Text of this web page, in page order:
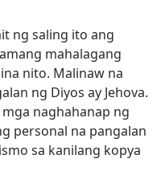
ng saling ito ang
mahalagang
nito. Malinaw na
ng Diyos ay Jehova.
naghahanap ng
personal na pangalan
sa kanilang kopya